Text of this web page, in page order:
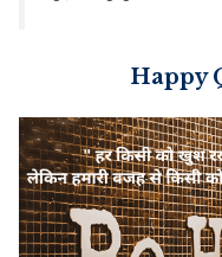
Happy